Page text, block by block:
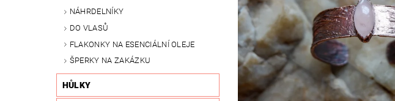
NÁHRDELNÍKY
DO VLASŮ
FLAKONKY NA ESENCIÁLNÍ OLEJE
ŠPERKY NA ZAKÁZKU
HŮLKY